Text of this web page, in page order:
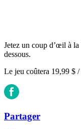
Jetez un coup d’œil à
dessous.
Le jeu coûtera 19,99 $
Partager